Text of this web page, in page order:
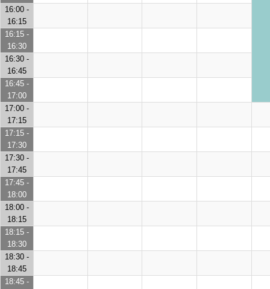
16:00 -
16:15
16:15 -
16:30
16:30 -
16:45
16:45 -
17:00
17:00 -
17:15
17:15 -
17:30
17:30 -
17:45
17:45 -
18:00
18:00 -
18:15
18:15 -
18:30
18:30 -
18:45
18:45 -